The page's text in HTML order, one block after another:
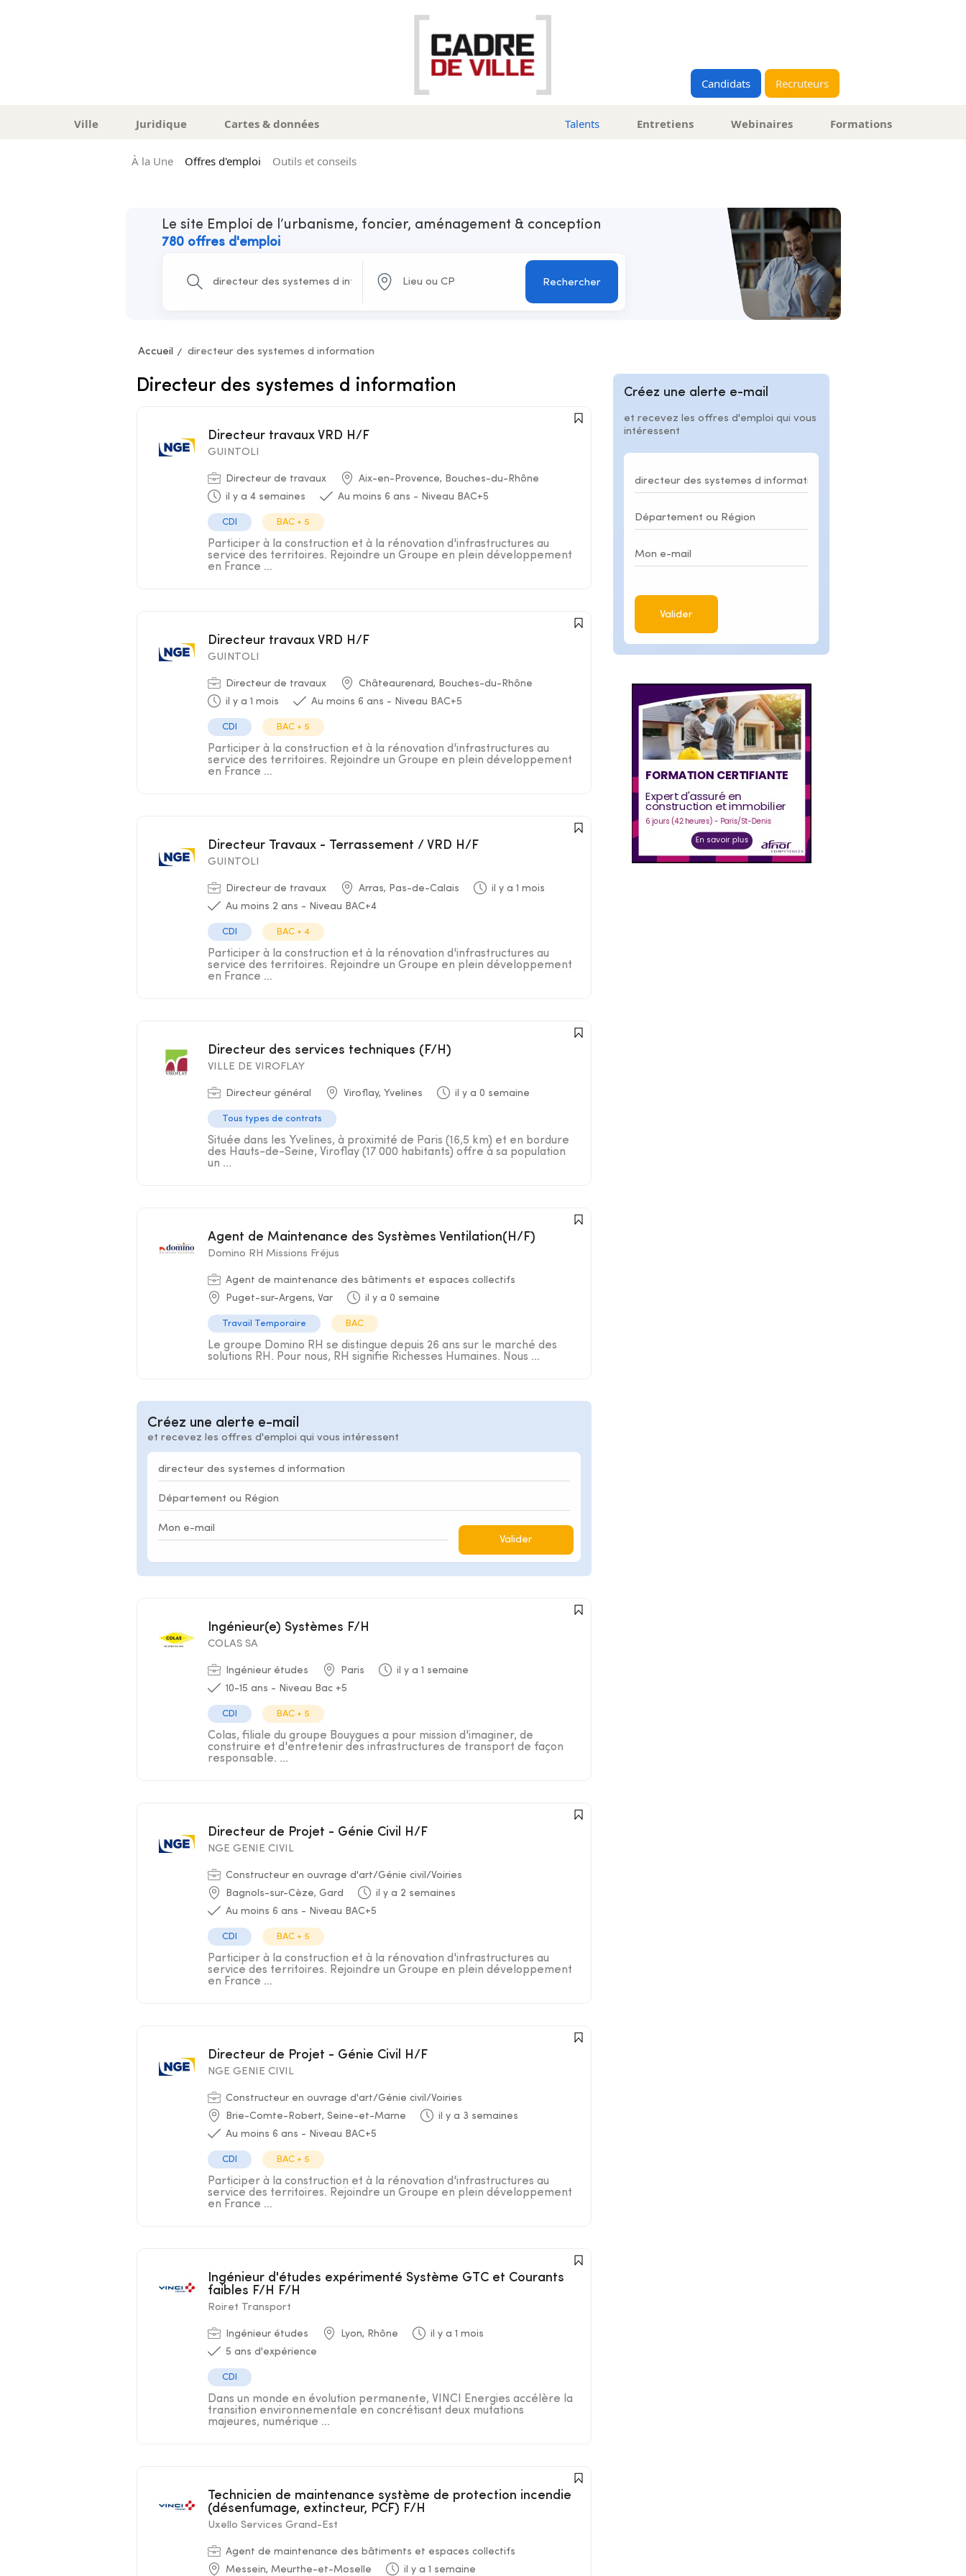
Candidats Recruteurs
Ville Juridique Cartes & données Talents Entretiens Webinaires Formations
À la Une Offres d'emploi Outils et conseils
Le site Emploi de l’urbanisme, foncier, aménagement & conception
780 offres d'emploi
Rechercher
Accueil directeur des systemes d information
Directeur des systemes d information
Directeur travaux VRD H/F
GUINTOLI
Directeur de travaux
Aix-en-Provence, Bouches-du-Rhône
il y a 4 semaines
Au moins 6 ans - Niveau BAC+5
CDI BAC + 5
Participer à la construction et à la rénovation d'infrastructures au
service des territoires. Rejoindre un Groupe en plein développement
en France ...
Directeur travaux VRD H/F
GUINTOLI
Directeur de travaux
Châteaurenard, Bouches-du-Rhône
il y a 1 mois
Au moins 6 ans - Niveau BAC+5
CDI BAC + 5
Participer à la construction et à la rénovation d'infrastructures au
service des territoires. Rejoindre un Groupe en plein développement
en France ...
Directeur Travaux - Terrassement / VRD H/F
GUINTOLI
Directeur de travaux Arras, Pas-de-Calais
il y a 1 mois
Au moins 2 ans - Niveau BAC+4
CDI BAC + 4
Participer à la construction et à la rénovation d'infrastructures au
service des territoires. Rejoindre un Groupe en plein développement
en France ...
Directeur des services techniques (F/H)
VILLE DE VIROFLAY
Directeur général Viroflay, Yvelines il y a 0 semaine
Tous types de contrats
Située dans les Yvelines, à proximité de Paris (16,5 km) et en bordure
des Hauts-de-Seine, Viroflay (17 000 habitants) offre à sa population
un ...
Agent de Maintenance des Systèmes Ventilation(H/F)
Domino RH Missions Fréjus
Agent de maintenance des bâtiments et espaces collectifs
Puget-sur-Argens, Var
il y a 0 semaine
Travail Temporaire BAC
Le groupe Domino RH se distingue depuis 26 ans sur le marché des
solutions RH. Pour nous, RH signifie Richesses Humaines. Nous ...
Créez une alerte e-mail
et recevez les offres d'emploi qui vous intéressent
Valider
Ingénieur(e) Systèmes F/H
COLAS SA
Ingénieur études Paris
il y a 1 semaine
10-15 ans - Niveau Bac +5
CDI BAC + 5
Colas, filiale du groupe Bouygues a pour mission d'imaginer, de
construire et d'entretenir des infrastructures de transport de façon
responsable. ...
Directeur de Projet - Génie Civil H/F
NGE GENIE CIVIL
Constructeur en ouvrage d'art/Génie civil/Voiries
Bagnols-sur-Cèze, Gard
il y a 2 semaines
Au moins 6 ans - Niveau BAC+5
CDI BAC + 5
Participer à la construction et à la rénovation d'infrastructures au
service des territoires. Rejoindre un Groupe en plein développement
en France ...
Directeur de Projet - Génie Civil H/F
NGE GENIE CIVIL
Constructeur en ouvrage d'art/Génie civil/Voiries
Brie-Comte-Robert, Seine-et-Marne
il y a 3 semaines
Au moins 6 ans - Niveau BAC+5
CDI BAC + 5
Participer à la construction et à la rénovation d'infrastructures au
service des territoires. Rejoindre un Groupe en plein développement
en France ...
Ingénieur d'études expérimenté Système GTC et Courants
faibles F/H F/H
Roiret Transport
Ingénieur études Lyon, Rhône
il y a 1 mois
5 ans d'expérience
CDI
Dans un monde en évolution permanente, VINCI Energies accélère la
transition environnementale en concrétisant deux mutations
majeures, numérique ...
Technicien de maintenance système de protection incendie
(désenfumage, extincteur, PCF) F/H
Uxello Services Grand-Est
Agent de maintenance des bâtiments et espaces collectifs
Messein, Meurthe-et-Moselle
il y a 1 semaine
Créez une alerte e-mail
et recevez les offres d'emploi qui vous
intéressent
Valider